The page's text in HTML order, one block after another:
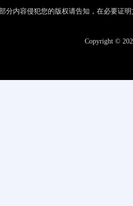
分内容侵犯您的版权请告知，在必要证
Copyright ©